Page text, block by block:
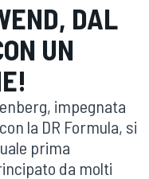
DAL
UN
impegnata
la DR Formula, si
prima
da molti